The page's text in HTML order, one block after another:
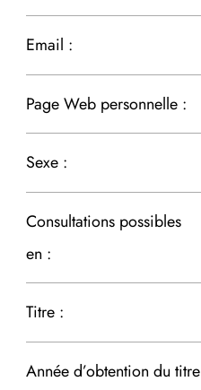
Email :
Page Web personnelle :
Sexe :
Consultations possibles
en :
Titre :
Année d’obtention du titre